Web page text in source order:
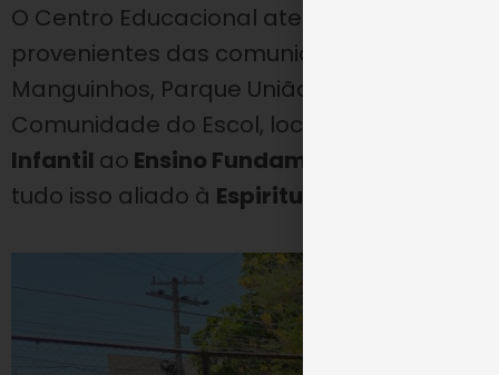
O Centro Educacional atende
provenientes das comunidades da
Manguinhos, Parque União de Del
Comunidade do Escol, localizadas em
Infantil ao Ensino Fundamental II
,
tudo isso aliado à Espiritualidade